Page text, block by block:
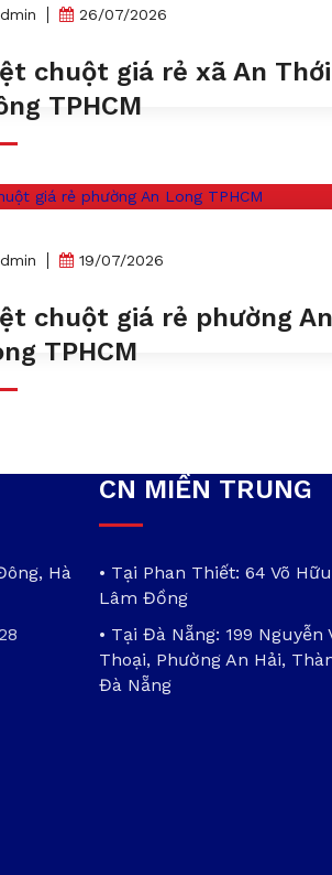
26/07/2026
chuột giá rẻ xã An Thới
TPHCM
19/07/2026
chuột giá rẻ phường An
TPHCM
Hà
CN MIỀN TRUNG
• Tại Phan Thiết: 64 Võ
Lâm Đồng
• Tại Đà Nẵng: 199 Nguyễn
Thoại, Phường An Hải,
Đà Nẵng